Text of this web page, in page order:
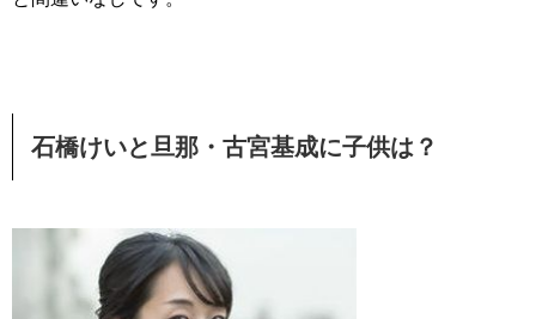
石橋けいと旦那・古宮基成に子供は？